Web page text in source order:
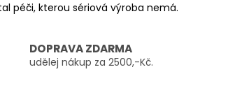
péči, kterou sériová výroba nemá.
DOPRAVA ZDARMA
udělej nákup za 2500,-Kč.